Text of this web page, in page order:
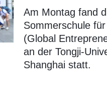
Am Montag fand
Sommerschule
(Global
an der Tongji-
Shanghai statt.